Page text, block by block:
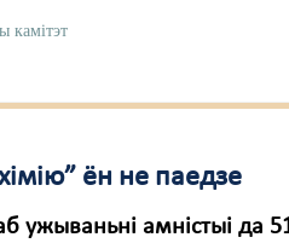
камітэт
ён не паедзе
ужываньні амністыі да